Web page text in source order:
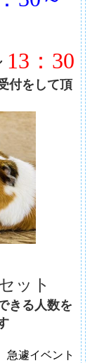
13：30
付をして頂
ット
きる人数を
急遽イベント